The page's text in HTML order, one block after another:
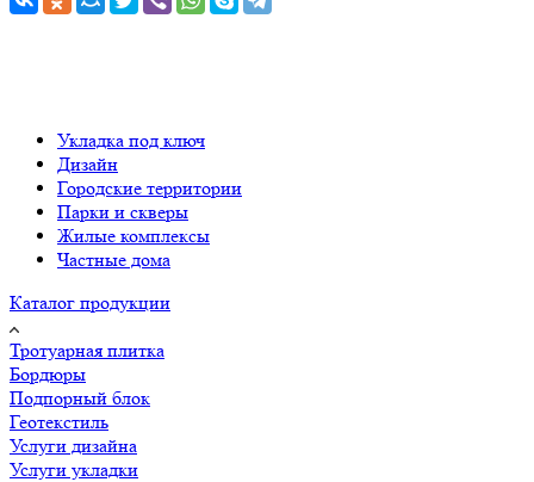
Укладка под ключ
Дизайн
Городские территории
Парки и скверы
Жилые комплексы
Частные дома
Каталог продукции
Тротуарная плитка
Бордюры
Подпорный блок
Геотекстиль
Услуги дизайна
Услуги укладки